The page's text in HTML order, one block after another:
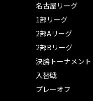
名古屋リーグ
1部リーグ
2部Aリーグ
2部Bリーグ
決勝トーナメント
入替戦
プレーオフ